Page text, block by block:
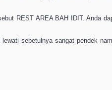
REST AREA BAH IDIT. Anda
sebetulnya sangat pendek